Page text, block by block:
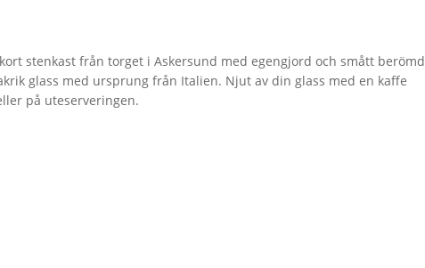
stenkast från torget i Askersund med egengjord och smått berömd
glass med ursprung från Italien. Njut av din glass med en kaffe
på uteserveringen.